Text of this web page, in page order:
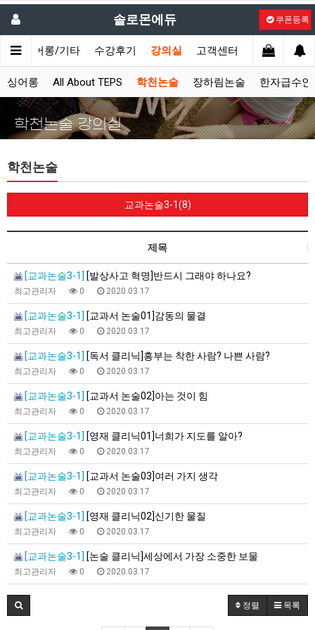
솔로몬에듀 쿠폰등록
싱어롱/기타 수강후기 강의실 고객센터
싱어롱 All About TEPS 학천논술 장하림논술 한자급수인
학천논술 강의실
학천논술
교과논술3-1(8)
제목
[교과논술3-1] [발상사고 혁명]반드시 그래야 하나요?
최고관리자 0 2020.03.17
[교과논술3-1] [교과서 논술01]감동의 물결
최고관리자 0 2020.03.17
[교과논술3-1] [독서 클리닉]흥부는 착한 사람? 나쁜 사람?
최고관리자 0 2020.03.17
[교과논술3-1] [교과서 논술02]아는 것이 힘
최고관리자 0 2020.03.17
[교과논술3-1] [영재 클리닉01]너희가 지도를 알아?
최고관리자 0 2020.03.17
[교과논술3-1] [교과서 논술03]여러 가지 생각
최고관리자 0 2020.03.17
[교과논술3-1] [영재 클리닉02]신기한 물질
최고관리자 0 2020.03.17
[교과논술3-1] [논술 클리닉]세상에서 가장 소중한 보물
최고관리자 0 2020.03.17
정렬 목록